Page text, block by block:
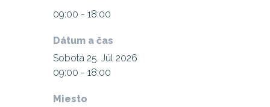
09:00 - 18:00
Dátum a čas
Sobota 25. Júl 2026
09:00 - 18:00
Miesto